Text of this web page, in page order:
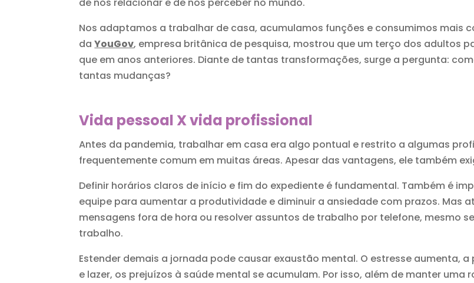
Nos adaptamos a trabalhar de casa, acumulamos funções e consumimos mais
daYouGov, empresa britânica de pesquisa, mostrou que um terço dos adultos
que em anos anteriores. Diante de tantas transformações, surge a pergunta:
tantas mudanças?
Vida pessoal X vida profissional
Antes da pandemia, trabalhar em casa era algo pontual e restrito a algumas
frequentemente comum em muitas áreas. Apesar das vantagens, ele também
Definir horários claros de início e fim do expediente é fundamental. Também é
equipe para aumentar a produtividade e diminuir a ansiedade com prazos. Mas
mensagens fora de hora ou resolver assuntos de trabalho por telefone, mesmo
trabalho.
Estender demais a jornada pode causar exaustão mental. O estresse aumenta,
e lazer, os prejuízos à saúde mental se acumulam. Por isso, além de manter